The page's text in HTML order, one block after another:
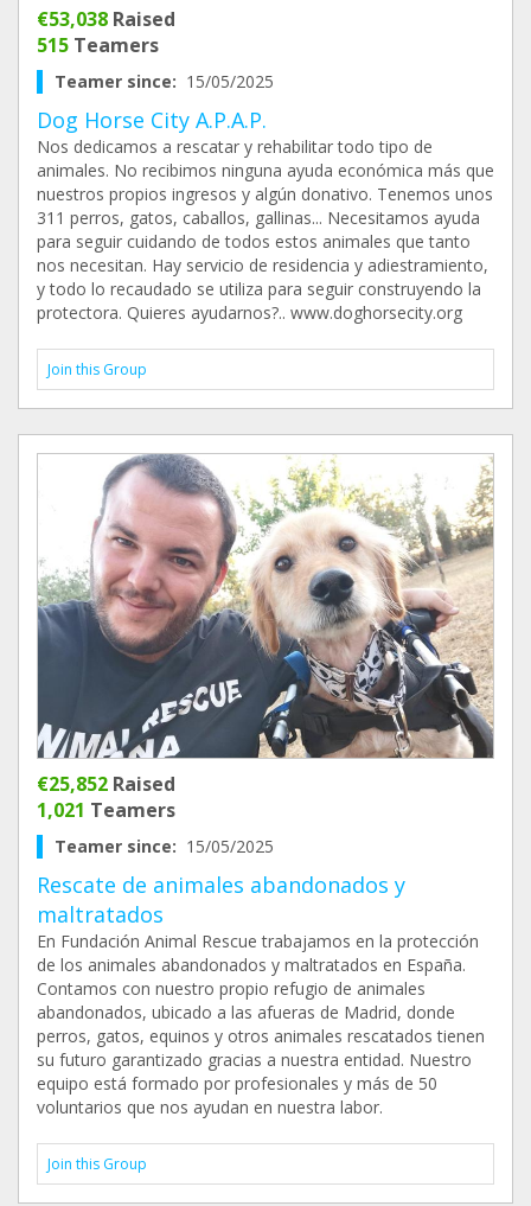
€53,038 Raised
515 Teamers
Teamer since: 15/05/2025
Dog Horse City A.P.A.P.
Nos dedicamos a rescatar y rehabilitar todo tipo de
animales. No recibimos ninguna ayuda económica más que
nuestros propios ingresos y algún donativo. Tenemos unos
311 perros, gatos, caballos, gallinas... Necesitamos ayuda
para seguir cuidando de todos estos animales que tanto
nos necesitan. Hay servicio de residencia y adiestramiento,
y todo lo recaudado se utiliza para seguir construyendo la
protectora. Quieres ayudarnos?.. www.doghorsecity.org
Join this Group
€25,852 Raised
1,021 Teamers
Teamer since: 15/05/2025
Rescate de animales abandonados y
maltratados
En Fundación Animal Rescue trabajamos en la protección
de los animales abandonados y maltratados en España.
Contamos con nuestro propio refugio de animales
abandonados, ubicado a las afueras de Madrid, donde
perros, gatos, equinos y otros animales rescatados tienen
su futuro garantizado gracias a nuestra entidad. Nuestro
equipo está formado por profesionales y más de 50
voluntarios que nos ayudan en nuestra labor.
Join this Group